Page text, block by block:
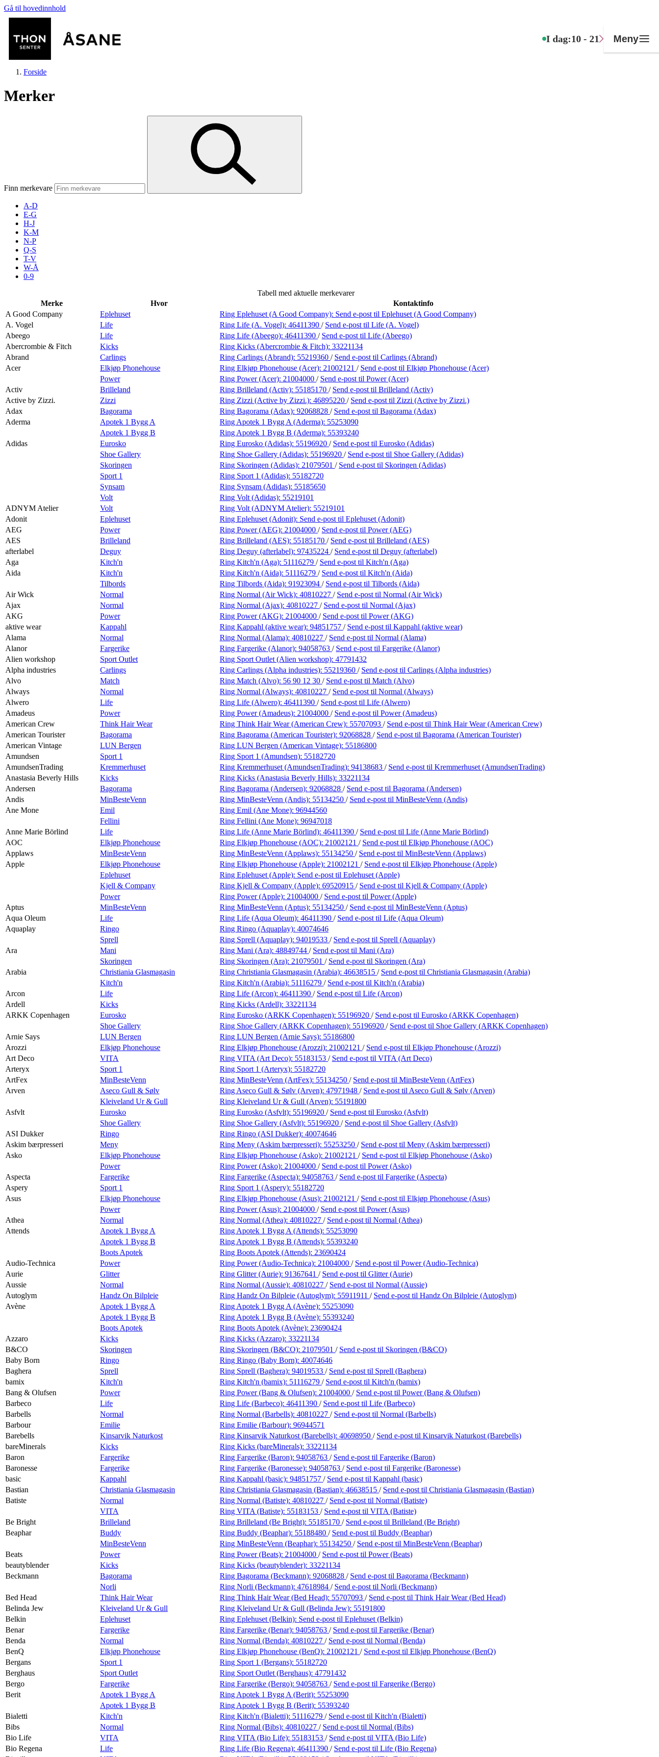
Gå til hovedinnhold
I dag:10 - 21 Meny
Mat og drikke
Kundeklubb
Inspirasjon
Praktisk informasjon
Ledige stillinger
Forside
Merker
Finn merkevare
A-D
E-G
H-J
K-M
N-P
Q-S
T-V
W-Å
0-9
Tabell med aktuelle merkevarer
Merke
Hvor
Kontaktinfo
A Good Company
Eplehuset Ring Eplehuset (A Good Company): Send e-post til Eplehuset (A Good Company)
A. Vogel
Life Ring Life (A. Vogel): 46411390 / Send e-post til Life (A. Vogel)
Abeego
Life Ring Life (Abeego): 46411390 / Send e-post til Life (Abeego)
Abercrombie & Fitch
Kicks Ring Kicks (Abercrombie & Fitch): 33221134
Abrand
Carlings Ring Carlings (Abrand): 55219360 / Send e-post til Carlings (Abrand)
Acer
Elkjøp Phonehouse Ring Elkjøp Phonehouse (Acer): 21002121 / Send e-post til Elkjøp Phonehouse (Acer)
Power
Ring Power (Acer): 21004000 / Send e-post til Power (Acer)
Activ
Brilleland Ring Brilleland (Activ): 55185170 / Send e-post til Brilleland (Activ)
Active by Zizzi.
Zizzi Ring Zizzi (Active by Zizzi.): 46895220 / Send e-post til Zizzi (Active by Zizzi.)
Adax
Bagorama Ring Bagorama (Adax): 92068828 / Send e-post til Bagorama (Adax)
Aderma
Apotek 1 Bygg A Ring Apotek 1 Bygg A (Aderma): 55253090
Apotek 1 Bygg B
Ring Apotek 1 Bygg B (Aderma): 55393240
Adidas
Eurosko Ring Eurosko (Adidas): 55196920 / Send e-post til Eurosko (Adidas)
Shoe Gallery
Ring Shoe Gallery (Adidas): 55196920 / Send e-post til Shoe Gallery (Adidas)
Skoringen
Ring Skoringen (Adidas): 21079501 / Send e-post til Skoringen (Adidas)
Sport 1
Ring Sport 1 (Adidas): 55182720
Synsam
Ring Synsam (Adidas): 55185650
Volt
Ring Volt (Adidas): 55219101
ADNYM Atelier
Volt Ring Volt (ADNYM Atelier): 55219101
Adonit
Eplehuset Ring Eplehuset (Adonit): Send e-post til Eplehuset (Adonit)
AEG
Power Ring Power (AEG): 21004000 / Send e-post til Power (AEG)
AES
Brilleland Ring Brilleland (AES): 55185170 / Send e-post til Brilleland (AES)
afterlabel
Deguy Ring Deguy (afterlabel): 97435224 / Send e-post til Deguy (afterlabel)
Aga
Kitch'n Ring Kitch'n (Aga): 51116279 / Send e-post til Kitch'n (Aga)
Aida
Kitch'n Ring Kitch'n (Aida): 51116279 / Send e-post til Kitch'n (Aida)
Tilbords
Ring Tilbords (Aida): 91923094 / Send e-post til Tilbords (Aida)
Air Wick
Normal Ring Normal (Air Wick): 40810227 / Send e-post til Normal (Air Wick)
Ajax
Normal Ring Normal (Ajax): 40810227 / Send e-post til Normal (Ajax)
AKG
Power Ring Power (AKG): 21004000 / Send e-post til Power (AKG)
aktive wear
Kappahl Ring Kappahl (aktive wear): 94851757 / Send e-post til Kappahl (aktive wear)
Alama
Normal Ring Normal (Alama): 40810227 / Send e-post til Normal (Alama)
Alanor
Fargerike Ring Fargerike (Alanor): 94058763 / Send e-post til Fargerike (Alanor)
Alien workshop
Sport Outlet Ring Sport Outlet (Alien workshop): 47791432
Alpha industries
Carlings Ring Carlings (Alpha industries): 55219360 / Send e-post til Carlings (Alpha industries)
Alvo
Match Ring Match (Alvo): 56 90 12 30 / Send e-post til Match (Alvo)
Always
Normal Ring Normal (Always): 40810227 / Send e-post til Normal (Always)
Alwero
Life Ring Life (Alwero): 46411390 / Send e-post til Life (Alwero)
Amadeus
Power Ring Power (Amadeus): 21004000 / Send e-post til Power (Amadeus)
American Crew
Think Hair Wear Ring Think Hair Wear (American Crew): 55707093 / Send e-post til Think Hair Wear (American Crew)
American Tourister
Bagorama Ring Bagorama (American Tourister): 92068828 / Send e-post til Bagorama (American Tourister)
American Vintage
LUN Bergen Ring LUN Bergen (American Vintage): 55186800
Amundsen
Sport 1 Ring Sport 1 (Amundsen): 55182720
AmundsenTrading
Kremmerhuset Ring Kremmerhuset (AmundsenTrading): 94138683 / Send e-post til Kremmerhuset (AmundsenTrading)
Anastasia Beverly Hills
Kicks Ring Kicks (Anastasia Beverly Hills): 33221134
Andersen
Bagorama Ring Bagorama (Andersen): 92068828 / Send e-post til Bagorama (Andersen)
Andis
MinBesteVenn Ring MinBesteVenn (Andis): 55134250 / Send e-post til MinBesteVenn (Andis)
Ane Mone
Emil Ring Emil (Ane Mone): 96944560
Fellini
Ring Fellini (Ane Mone): 96947018
Anne Marie Börlind
Life Ring Life (Anne Marie Börlind): 46411390 / Send e-post til Life (Anne Marie Börlind)
AOC
Elkjøp Phonehouse Ring Elkjøp Phonehouse (AOC): 21002121 / Send e-post til Elkjøp Phonehouse (AOC)
Applaws
MinBesteVenn Ring MinBesteVenn (Applaws): 55134250 / Send e-post til MinBesteVenn (Applaws)
Apple
Elkjøp Phonehouse Ring Elkjøp Phonehouse (Apple): 21002121 / Send e-post til Elkjøp Phonehouse (Apple)
Eplehuset
Ring Eplehuset (Apple): Send e-post til Eplehuset (Apple)
Kjell & Company
Ring Kjell & Company (Apple): 69520915 / Send e-post til Kjell & Company (Apple)
Power
Ring Power (Apple): 21004000 / Send e-post til Power (Apple)
Aptus
MinBesteVenn Ring MinBesteVenn (Aptus): 55134250 / Send e-post til MinBesteVenn (Aptus)
Aqua Oleum
Life Ring Life (Aqua Oleum): 46411390 / Send e-post til Life (Aqua Oleum)
Aquaplay
Ringo Ring Ringo (Aquaplay): 40074646
Sprell
Ring Sprell (Aquaplay): 94019533 / Send e-post til Sprell (Aquaplay)
Ara
Mani Ring Mani (Ara): 48849744 / Send e-post til Mani (Ara)
Skoringen
Ring Skoringen (Ara): 21079501 / Send e-post til Skoringen (Ara)
Arabia
Christiania Glasmagasin Ring Christiania Glasmagasin (Arabia): 46638515 / Send e-post til Christiania Glasmagasin (Arabia)
Kitch'n
Ring Kitch'n (Arabia): 51116279 / Send e-post til Kitch'n (Arabia)
Arcon
Life Ring Life (Arcon): 46411390 / Send e-post til Life (Arcon)
Ardell
Kicks Ring Kicks (Ardell): 33221134
ARKK Copenhagen
Eurosko Ring Eurosko (ARKK Copenhagen): 55196920 / Send e-post til Eurosko (ARKK Copenhagen)
Shoe Gallery
Ring Shoe Gallery (ARKK Copenhagen): 55196920 / Send e-post til Shoe Gallery (ARKK Copenhagen)
Arnie Says
LUN Bergen Ring LUN Bergen (Arnie Says): 55186800
Arozzi
Elkjøp Phonehouse Ring Elkjøp Phonehouse (Arozzi): 21002121 / Send e-post til Elkjøp Phonehouse (Arozzi)
Art Deco
VITA Ring VITA (Art Deco): 55183153 / Send e-post til VITA (Art Deco)
Arteryx
Sport 1 Ring Sport 1 (Arteryx): 55182720
ArtFex
MinBesteVenn Ring MinBesteVenn (ArtFex): 55134250 / Send e-post til MinBesteVenn (ArtFex)
Arven
Aseco Gull & Sølv Ring Aseco Gull & Sølv (Arven): 47971948 / Send e-post til Aseco Gull & Sølv (Arven)
Kleiveland Ur & Gull
Ring Kleiveland Ur & Gull (Arven): 55191800
Asfvlt
Eurosko Ring Eurosko (Asfvlt): 55196920 / Send e-post til Eurosko (Asfvlt)
Shoe Gallery
Ring Shoe Gallery (Asfvlt): 55196920 / Send e-post til Shoe Gallery (Asfvlt)
ASI Dukker
Ringo Ring Ringo (ASI Dukker): 40074646
Askim bærpresseri
Meny Ring Meny (Askim bærpresseri): 55253250 / Send e-post til Meny (Askim bærpresseri)
Asko
Elkjøp Phonehouse Ring Elkjøp Phonehouse (Asko): 21002121 / Send e-post til Elkjøp Phonehouse (Asko)
Power
Ring Power (Asko): 21004000 / Send e-post til Power (Asko)
Aspecta
Fargerike Ring Fargerike (Aspecta): 94058763 / Send e-post til Fargerike (Aspecta)
Aspery
Sport 1 Ring Sport 1 (Aspery): 55182720
Asus
Elkjøp Phonehouse Ring Elkjøp Phonehouse (Asus): 21002121 / Send e-post til Elkjøp Phonehouse (Asus)
Power
Ring Power (Asus): 21004000 / Send e-post til Power (Asus)
Athea
Normal Ring Normal (Athea): 40810227 / Send e-post til Normal (Athea)
Attends
Apotek 1 Bygg A Ring Apotek 1 Bygg A (Attends): 55253090
Apotek 1 Bygg B
Ring Apotek 1 Bygg B (Attends): 55393240
Boots Apotek
Ring Boots Apotek (Attends): 23690424
Audio-Technica
Power Ring Power (Audio-Technica): 21004000 / Send e-post til Power (Audio-Technica)
Aurie
Glitter Ring Glitter (Aurie): 91367641 / Send e-post til Glitter (Aurie)
Aussie
Normal Ring Normal (Aussie): 40810227 / Send e-post til Normal (Aussie)
Autoglym
Handz On Bilpleie Ring Handz On Bilpleie (Autoglym): 55911911 / Send e-post til Handz On Bilpleie (Autoglym)
Avène
Apotek 1 Bygg A Ring Apotek 1 Bygg A (Avène): 55253090
Apotek 1 Bygg B
Ring Apotek 1 Bygg B (Avène): 55393240
Boots Apotek
Ring Boots Apotek (Avène): 23690424
Azzaro
Kicks Ring Kicks (Azzaro): 33221134
B&CO
Skoringen Ring Skoringen (B&CO): 21079501 / Send e-post til Skoringen (B&CO)
Baby Born
Ringo Ring Ringo (Baby Born): 40074646
Baghera
Sprell Ring Sprell (Baghera): 94019533 / Send e-post til Sprell (Baghera)
bamix
Kitch'n Ring Kitch'n (bamix): 51116279 / Send e-post til Kitch'n (bamix)
Bang & Olufsen
Power Ring Power (Bang & Olufsen): 21004000 / Send e-post til Power (Bang & Olufsen)
Barbeco
Life Ring Life (Barbeco): 46411390 / Send e-post til Life (Barbeco)
Barbells
Normal Ring Normal (Barbells): 40810227 / Send e-post til Normal (Barbells)
Barbour
Emilie Ring Emilie (Barbour): 96944571
Barebells
Kinsarvik Naturkost Ring Kinsarvik Naturkost (Barebells): 40698950 / Send e-post til Kinsarvik Naturkost (Barebells)
bareMinerals
Kicks Ring Kicks (bareMinerals): 33221134
Baron
Fargerike Ring Fargerike (Baron): 94058763 / Send e-post til Fargerike (Baron)
Baronesse
Fargerike Ring Fargerike (Baronesse): 94058763 / Send e-post til Fargerike (Baronesse)
basic
Kappahl Ring Kappahl (basic): 94851757 / Send e-post til Kappahl (basic)
Bastian
Christiania Glasmagasin Ring Christiania Glasmagasin (Bastian): 46638515 / Send e-post til Christiania Glasmagasin (Bastian)
Batiste
Normal Ring Normal (Batiste): 40810227 / Send e-post til Normal (Batiste)
VITA
Ring VITA (Batiste): 55183153 / Send e-post til VITA (Batiste)
Be Bright
Brilleland Ring Brilleland (Be Bright): 55185170 / Send e-post til Brilleland (Be Bright)
Beaphar
Buddy Ring Buddy (Beaphar): 55188480 / Send e-post til Buddy (Beaphar)
MinBesteVenn
Ring MinBesteVenn (Beaphar): 55134250 / Send e-post til MinBesteVenn (Beaphar)
Beats
Power Ring Power (Beats): 21004000 / Send e-post til Power (Beats)
beautyblender
Kicks Ring Kicks (beautyblender): 33221134
Beckmann
Bagorama Ring Bagorama (Beckmann): 92068828 / Send e-post til Bagorama (Beckmann)
Norli
Ring Norli (Beckmann): 47618984 / Send e-post til Norli (Beckmann)
Bed Head
Think Hair Wear Ring Think Hair Wear (Bed Head): 55707093 / Send e-post til Think Hair Wear (Bed Head)
Belinda Jew
Kleiveland Ur & Gull Ring Kleiveland Ur & Gull (Belinda Jew): 55191800
Belkin
Eplehuset Ring Eplehuset (Belkin): Send e-post til Eplehuset (Belkin)
Benar
Fargerike Ring Fargerike (Benar): 94058763 / Send e-post til Fargerike (Benar)
Benda
Normal Ring Normal (Benda): 40810227 / Send e-post til Normal (Benda)
BenQ
Elkjøp Phonehouse Ring Elkjøp Phonehouse (BenQ): 21002121 / Send e-post til Elkjøp Phonehouse (BenQ)
Bergans
Sport 1 Ring Sport 1 (Bergans): 55182720
Berghaus
Sport Outlet Ring Sport Outlet (Berghaus): 47791432
Bergo
Fargerike Ring Fargerike (Bergo): 94058763 / Send e-post til Fargerike (Bergo)
Berit
Apotek 1 Bygg A Ring Apotek 1 Bygg A (Berit): 55253090
Apotek 1 Bygg B
Ring Apotek 1 Bygg B (Berit): 55393240
Bialetti
Kitch'n Ring Kitch'n (Bialetti): 51116279 / Send e-post til Kitch'n (Bialetti)
Bibs
Normal Ring Normal (Bibs): 40810227 / Send e-post til Normal (Bibs)
Bio Life
VITA Ring VITA (Bio Life): 55183153 / Send e-post til VITA (Bio Life)
Bio Regena
Life Ring Life (Bio Regena): 46411390 / Send e-post til Life (Bio Regena)